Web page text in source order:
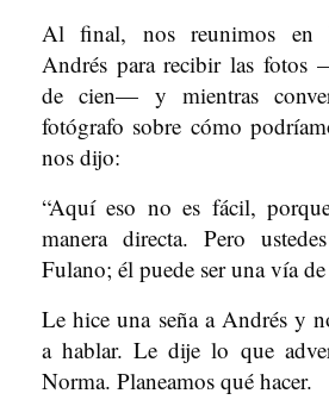
Al final, nos reunimos en
Andrés para recibir las fotos
de cien— y mientras
fotógrafo sobre cómo
nos dijo:
“Aquí eso no es fácil,
manera directa. Pero
Fulano; él puede ser una vía
Le hice una seña a Andrés y
a hablar. Le dije lo que
Norma. Planeamos qué hacer.